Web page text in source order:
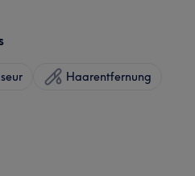
Haarentfernung